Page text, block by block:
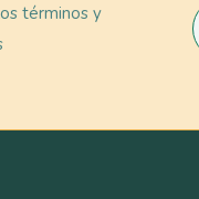
términos y